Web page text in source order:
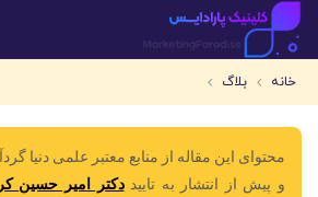
خانه بلاگ
محتوای این مقاله از منابع معتبر علمی دنیا
و پیش از انتشار به تاییددکتر امیر حسین